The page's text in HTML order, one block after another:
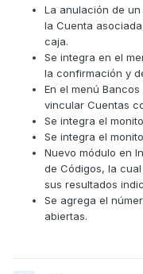
La anulación de
la Cuenta
caja.
Se integra en el
la confirmación y
En el menú
vincular Cuentas
Se integra el
Se integra el
Nuevo módulo en
de Códigos, la
sus resultados
Se agrega el
abiertas.